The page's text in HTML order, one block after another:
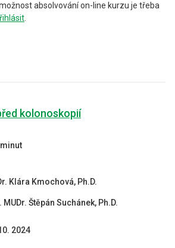
absolvování on-line kurzu je třeba
kolonoskopií
Klára Kmochová, Ph.D.
MUDr. Štěpán Suchánek, Ph.D.
2024